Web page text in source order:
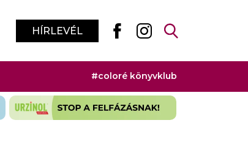
HÍRLEVÉL
#coloré könyvklub